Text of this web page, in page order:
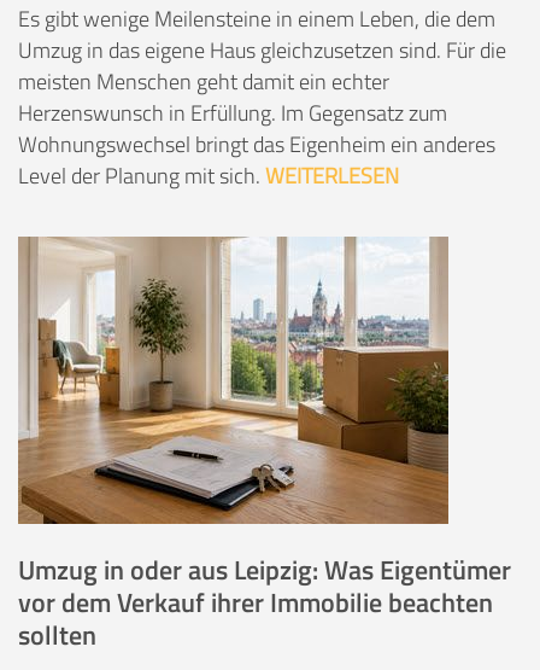
Es gibt wenige Meilensteine in einem Leben, die dem
Umzug in das eigene Haus gleichzusetzen sind. Für die
meisten Menschen geht damit ein echter
Herzenswunsch in Erfüllung. Im Gegensatz zum
Wohnungswechsel bringt das Eigenheim ein anderes
Level der Planung mit sich.WEITERLESEN
Umzug in oder aus Leipzig: Was Eigentümer
vor dem Verkauf ihrer Immobilie beachten
sollten